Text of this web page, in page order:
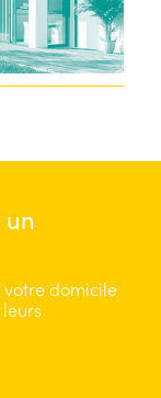
un
votre domicile